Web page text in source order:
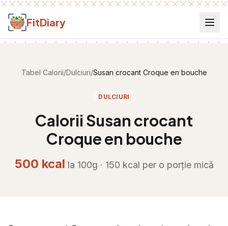
Salt la conținut
FitDiary
Tabel Calorii/Dulciuri/Susan crocant Croque en bouche
DULCIURI
Calorii Susan crocant
Croque en bouche
500 kcal la 100g · 150 kcal per o porție mică